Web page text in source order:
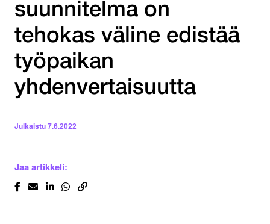
suunni­telma on
tehokas väline edistää
työpaikan
yhdenvertaisuutta
Julkaistu7.6.2022
Jaa artikkeli: